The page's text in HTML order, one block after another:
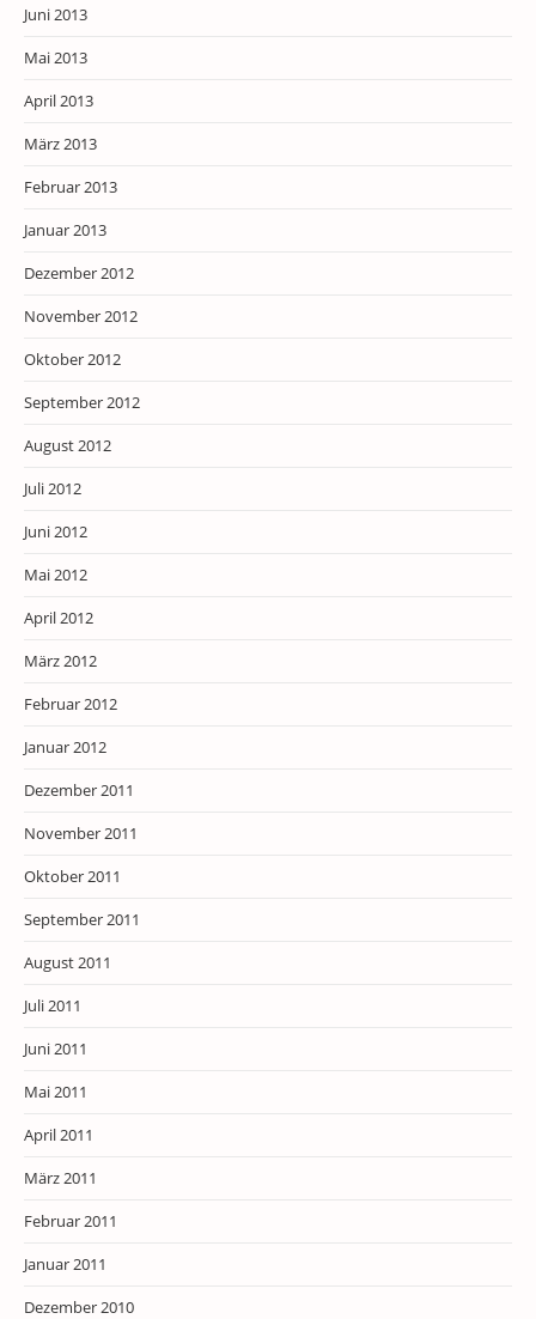
Juni 2013
Mai 2013
April 2013
März 2013
Februar 2013
Januar 2013
Dezember 2012
November 2012
Oktober 2012
September 2012
August 2012
Juli 2012
Juni 2012
Mai 2012
April 2012
März 2012
Februar 2012
Januar 2012
Dezember 2011
November 2011
Oktober 2011
September 2011
August 2011
Juli 2011
Juni 2011
Mai 2011
April 2011
März 2011
Februar 2011
Januar 2011
Dezember 2010